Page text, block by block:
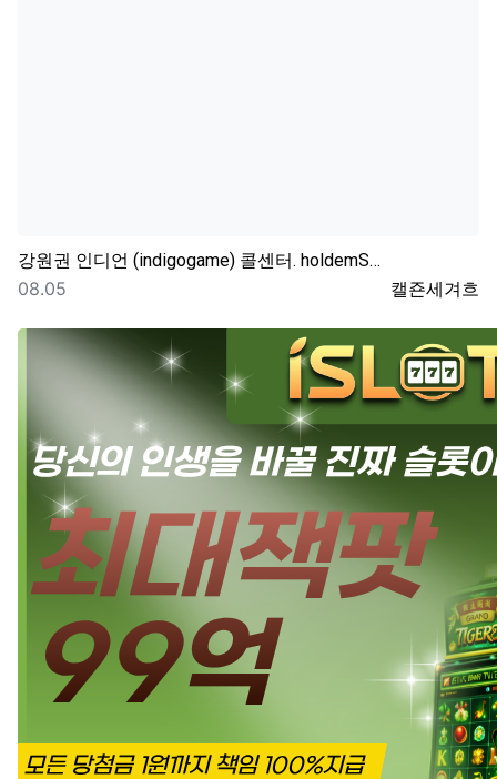
강원권 인디언 (indigogame) 콜센터. holdemS…
등록자
캘죤세겨흐
등록일
08.05